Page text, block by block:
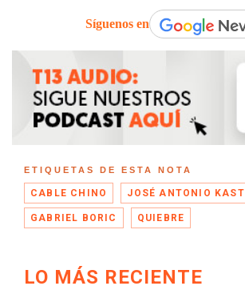
Síguenos en
ETIQUETAS DE ESTA NOTA
CABLE CHINO JOSÉ ANTONIO KAST
GABRIEL BORIC QUIEBRE
LO MÁS RECIENTE